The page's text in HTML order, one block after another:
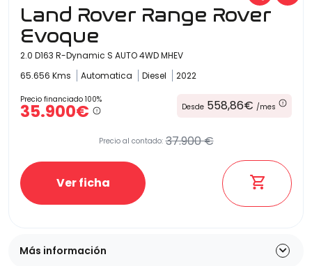
Land Rover Range Rover
Evoque
2.0 D163 R-Dynamic S AUTO 4WD MHEV
65.656 Kms
Automatica Diesel 2022
Precio financiado 100%
35.900€ Desde 558,86€ /mes
Precio al contado: 37.900 €
Ver ficha
Más información